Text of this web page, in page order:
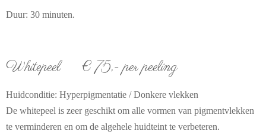
Duur: 30 minuten.
Whitepeel € 75,- per peeling
Huidconditie: Hyperpigmentatie / Donkere vlekken
De whitepeel is zeer geschikt om alle vormen van pigmentvlekken
te verminderen en om de algehele huidteint te verbeteren.